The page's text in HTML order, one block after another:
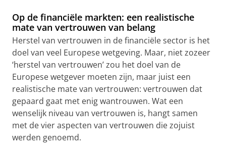
Op de financiële markten: een realistische
mate van vertrouwen van belang
Herstel van vertrouwen in de financiële sector is het
doel van veel Europese wetgeving. Maar, niet zozeer
‘herstel van vertrouwen’ zou het doel van de
Europese wetgever moeten zijn, maar juist een
realistische mate van vertrouwen: vertrouwen dat
gepaard gaat met enig wantrouwen. Wat een
wenselijk niveau van vertrouwen is, hangt samen
met de vier aspecten van vertrouwen die zojuist
werden genoemd.